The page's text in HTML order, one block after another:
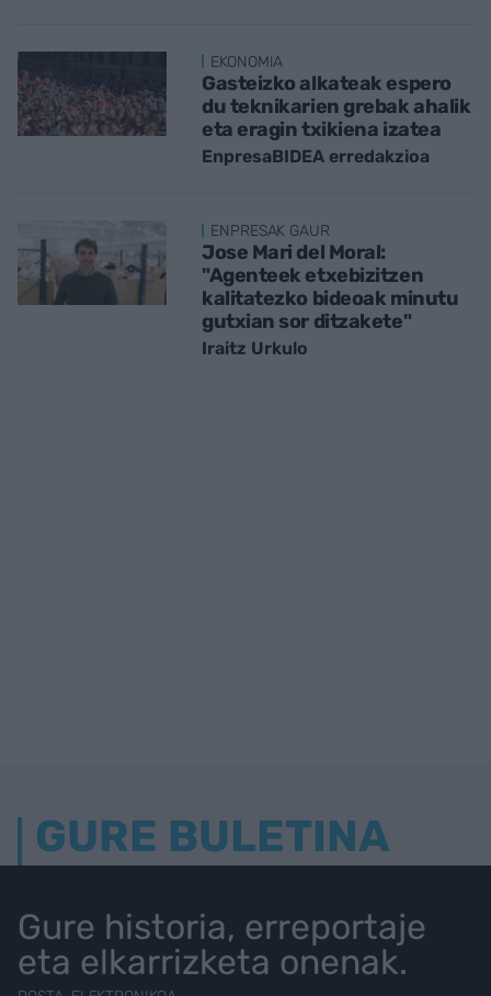
EKONOMIA
Gasteizko alkateak espero
du teknikarien grebak ahalik
eta eragin txikiena izatea
EnpresaBIDEA erredakzioa
ENPRESAK GAUR
Jose Mari del Moral:
"Agenteek etxebizitzen
kalitatezko bideoak minutu
gutxian sor ditzakete"
Iraitz Urkulo
GURE BULETINA
Gure historia, erreportaje
eta elkarrizketa onenak.